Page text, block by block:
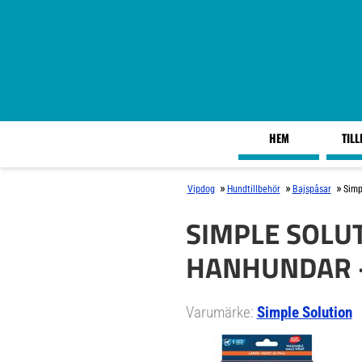
HEM
Vipdog » Hundtillbehör » Bajspåsar »
SIMPLE
HANHUNDAR
Varumärke: Simple Solution